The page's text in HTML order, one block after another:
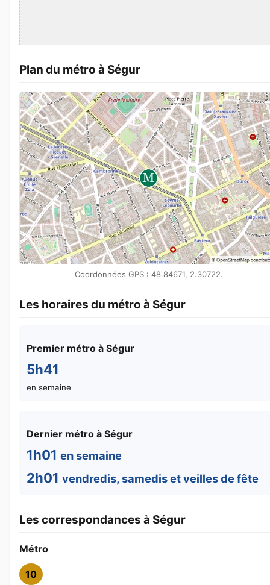
Plan du métro à Ségur
Coordonnées GPS : 48.84671, 2.30722.
Les horaires du métro à Ségur
Premier métro à Ségur
5h41
en semaine
Dernier métro à Ségur
1h01 en semaine
2h01 vendredis, samedis et veilles de fête
Les correspondances à Ségur
Métro
10